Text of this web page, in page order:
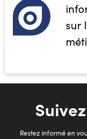
sur
Restez informé en